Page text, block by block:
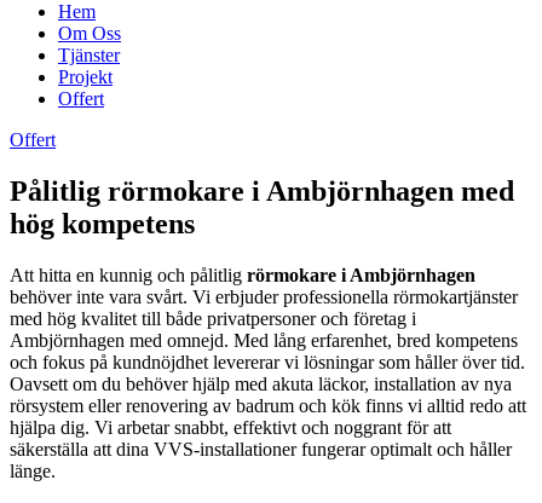
Hem
Om Oss
Tjänster
Projekt
Offert
Offert
Pålitlig rörmokare i Ambjörnhagen med
hög kompetens
Att hitta en kunnig och pålitlig rörmokare i Ambjörnhagen
behöver inte vara svårt. Vi erbjuder professionella rörmokartjänster
med hög kvalitet till både privatpersoner och företag i
Ambjörnhagen med omnejd. Med lång erfarenhet, bred kompetens
och fokus på kundnöjdhet levererar vi lösningar som håller över tid.
Oavsett om du behöver hjälp med akuta läckor, installation av nya
rörsystem eller renovering av badrum och kök finns vi alltid redo att
hjälpa dig. Vi arbetar snabbt, effektivt och noggrant för att
säkerställa att dina VVS-installationer fungerar optimalt och håller
länge.